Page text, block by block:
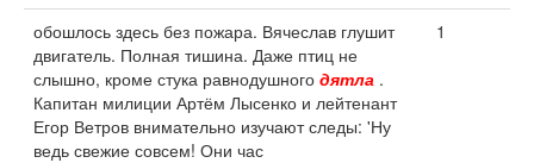
обошлось здесь без пожара. Вячеслав глушит
двигатель. Полная тишина. Даже птиц не
слышно, кроме стука равнодушного дятла .
Капитан милиции Артём Лысенко и лейтенант
Егор Ветров внимательно изучают следы: 'Ну
ведь свежие совсем! Они час
1